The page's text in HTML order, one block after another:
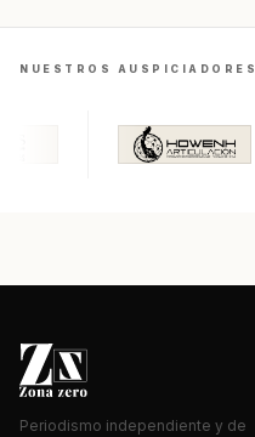
NUESTROS AUSPICIADORES
Periodismo independiente y de